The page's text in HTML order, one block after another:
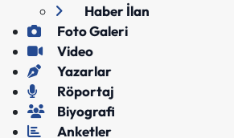
Haber İlan
Foto Galeri
Video
Yazarlar
Röportaj
Biyografi
Anketler